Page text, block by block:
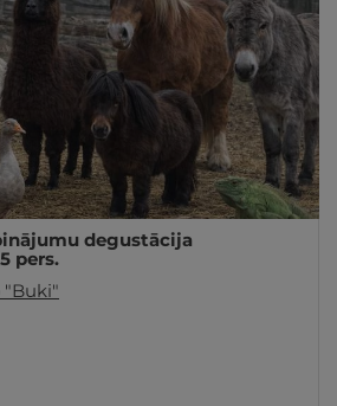
degustācija
pers.
"Buki"